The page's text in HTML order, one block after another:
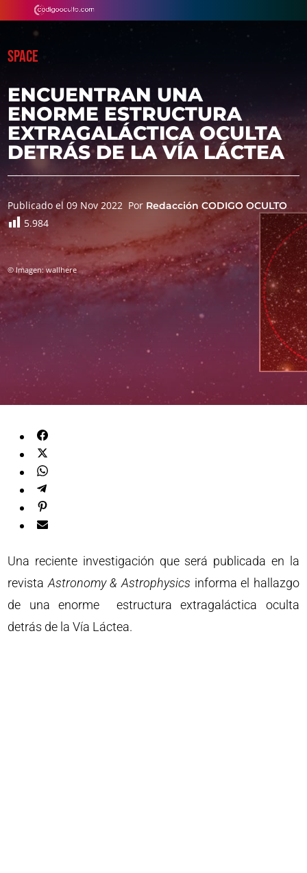
SPACE
ENCUENTRAN UNA
ENORME ESTRUCTURA
EXTRAGALÁCTICA OCULTA
DETRÁS DE LA VÍA LÁCTEA
Publicado el 09 Nov 2022 Por Redacción CODIGO OCULTO
5.984
© Imagen: wallhere
Una reciente investigación que será publicada en la
revista Astronomy & Astrophysics informa el hallazgo
de una enorme estructura extragaláctica oculta
detrás de la Vía Láctea.